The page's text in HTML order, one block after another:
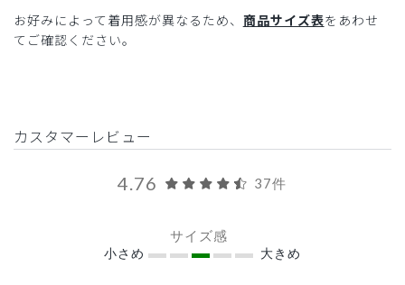
お好みによって着用感が異なるため、 商品サイズ表をあわせ
てご確認ください。
カスタマーレビュー
4.76 37件
サイズ感
小さめ 大きめ